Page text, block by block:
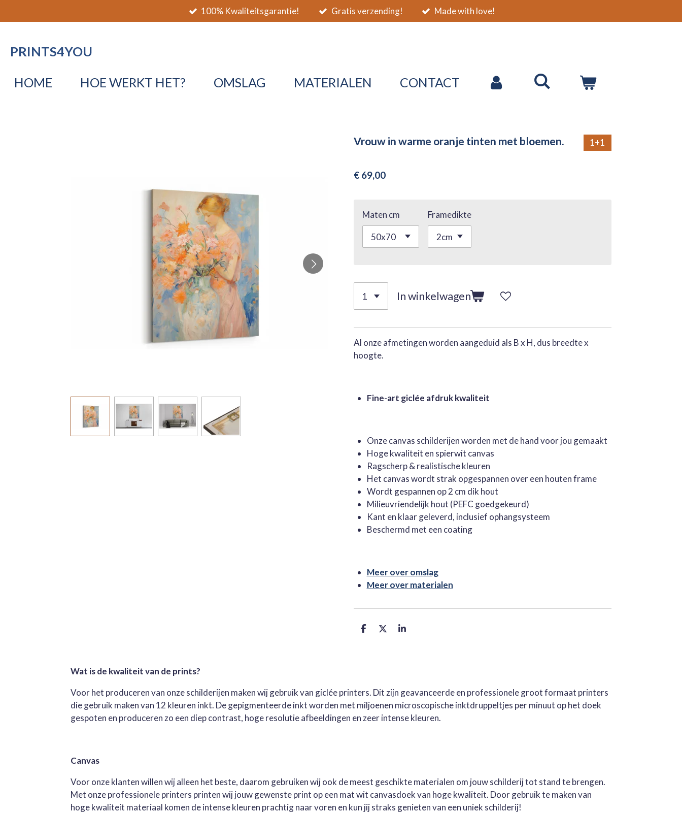
direct
de
100% Kwaliteitsgarantie! Gratis verzending! Made with love!
PRINTS4YOU
HOME HOE WERKT HET? OMSLAG MATERIALEN CONTACT
Vrouw in warme oranje tinten met bloemen. 1+1
€ 69,00
Maten cm Framedikte
In winkelwagen
Al onze afmetingen worden aangeduid als B x H, dus breedte x
hoogte.
Fine-art giclée afdruk kwaliteit
Onze canvas schilderijen worden met de hand voor jou gemaakt
Hoge kwaliteit en spierwit canvas
Ragscherp & realistische kleuren
Het canvas wordt strak opgespannen over een houten frame
Wordt gespannen op 2 cm dik hout
Milieuvriendelijk hout (PEFC goedgekeurd)
Kant en klaar geleverd, inclusief ophangsysteem
Beschermd met een coating
Meer over omslag
Meer over materialen
D
D
S
Wat is de kwaliteit van de prints?
Voor het produceren van onze schilderijen maken wij gebruik van giclée printers. Dit zijn geavanceerde en professionele groot formaat printers
die gebruik maken van 12 kleuren inkt. De gepigmenteerde inkt worden met miljoenen microscopische inktdruppeltjes per minuut op het doek
gespoten en produceren zo een diep contrast, hoge resolutie afbeeldingen en zeer intense kleuren.
Canvas
Voor onze klanten willen wij alleen het beste, daarom gebruiken wij ook de meest geschikte materialen om jouw schilderij tot stand te brengen.
Met onze professionele printers printen wij jouw gewenste print op een mat wit canvasdoek van hoge kwaliteit. Door gebruik te maken van
hoge kwaliteit materiaal komen de intense kleuren prachtig naar voren en kun jij straks genieten van een uniek schilderij!